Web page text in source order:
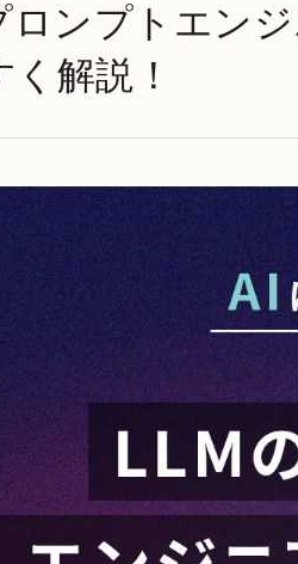
ロンプトエン
解説！